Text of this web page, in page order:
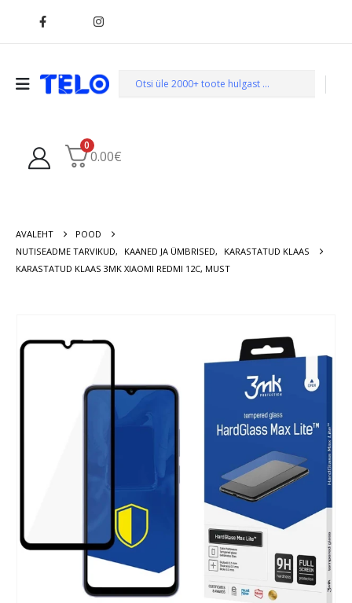
0
0.00€
AVALEHT
POOD
NUTISEADME TARVIKUD, KAANED JA ÜMBRISED,
KARASTATUD KLAAS
KARASTATUD KLAAS 3MK XIAOMI REDMI 12C, MUST